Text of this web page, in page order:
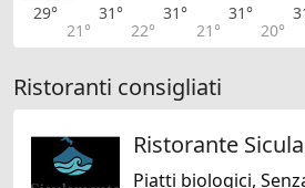
29°
21°
31°
22°
31°
21°
31°
20°
Ristoranti consigliati
Ristorante